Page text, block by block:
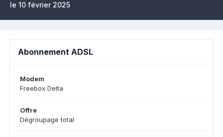
le 10 février 2025
Abonnement ADSL
Modem
Freebox Delta
Offre
Dégroupage total